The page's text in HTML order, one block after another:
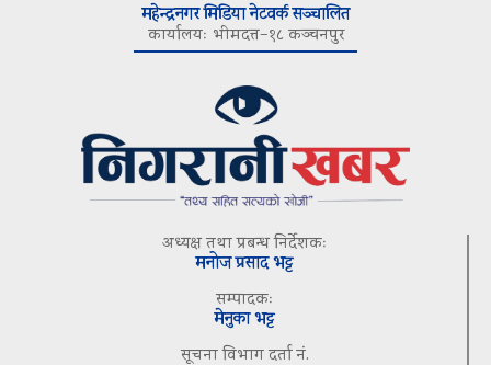
महेन्द्रनगर मिडिया नेटवर्क सञ्चालित
कार्यालयः भीमदत्त–१८ कञ्चनपुर
अध्यक्ष तथा प्रबन्ध निर्देशकः
मनोज प्रसाद भट्ट
सम्पादकः
मेनुका भट्ट
सूचना विभाग दर्ता नं.